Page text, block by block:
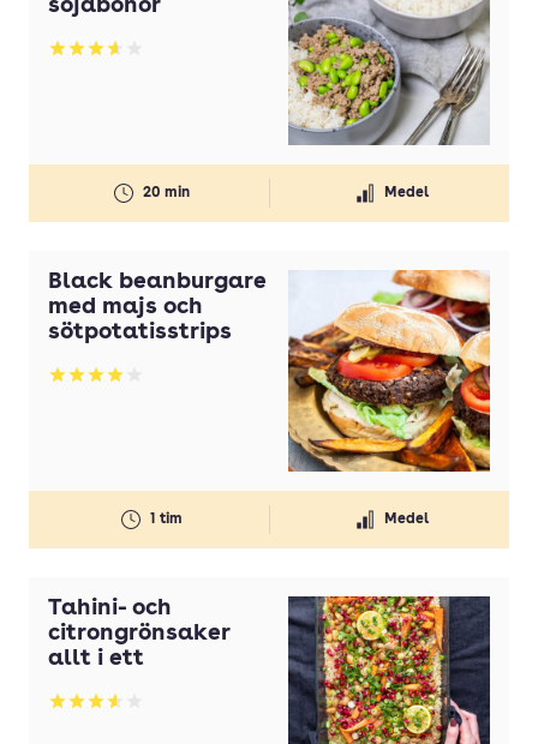
sojabönor
Betyg: 3.68 av 5
20 min Medel
Black beanburgare
med majs och
sötpotatisstrips
Betyg: 4.04 av 5
1 tim Medel
Tahini- och
citrongrönsaker
allt i ett
Betyg: 3.55 av 5